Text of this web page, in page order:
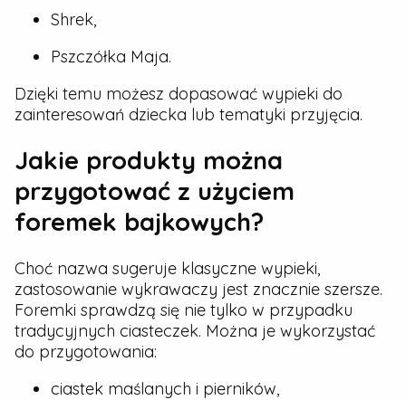
Shrek,
Pszczółka Maja.
Dzięki temu możesz dopasować wypieki do
zainteresowań dziecka lub tematyki przyjęcia.
Jakie produkty można
przygotować z użyciem
foremek bajkowych?
Choć nazwa sugeruje klasyczne wypieki,
zastosowanie wykrawaczy jest znacznie szersze.
Foremki sprawdzą się nie tylko w przypadku
tradycyjnych ciasteczek. Można je wykorzystać
do przygotowania:
ciastek maślanych i pierników,